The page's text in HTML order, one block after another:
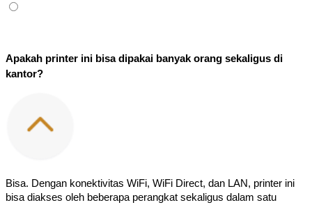
Apakah printer ini bisa dipakai banyak orang sekaligus di
kantor?
Bisa. Dengan konektivitas WiFi, WiFi Direct, dan LAN, printer ini
bisa diakses oleh beberapa perangkat sekaligus dalam satu